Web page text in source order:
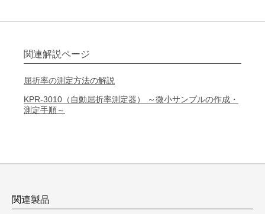
関連解説ページ
屈折率の測定方法の解説
KPR-3010（自動屈折率測定器） ～微小サンプルの作成・
測定手順～
関連製品